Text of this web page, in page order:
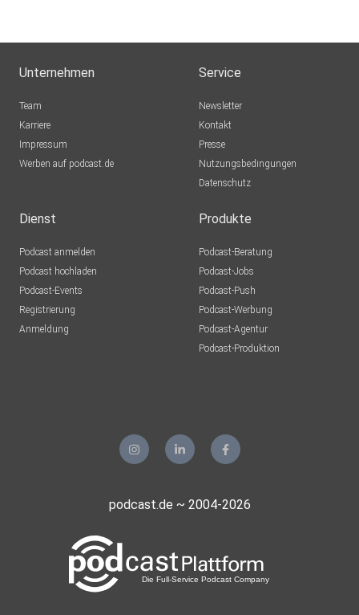
Unternehmen
Team
Karriere
Impressum
Werben auf podcast.de
Service
Newsletter
Kontakt
Presse
Nutzungsbedingungen
Datenschutz
Dienst
Podcast anmelden
Podcast hochladen
Podcast-Events
Registrierung
Anmeldung
Produkte
Podcast-Beratung
Podcast-Jobs
Podcast-Push
Podcast-Werbung
Podcast-Agentur
Podcast-Produktion
podcast.de ~ 2004-2026